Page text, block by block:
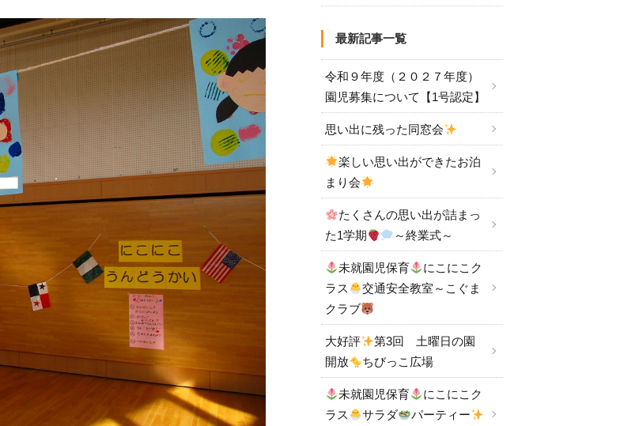
最新記事一覧
令和９年度（２０２７年度）
園児募集について【1号認定】
思い出に残った同窓会
楽しい思い出ができたお泊
まり会
たくさんの思い出が詰まっ
た1学期
～終業式～
未就園児保育
にこにこク
ラス
交通安全教室～こぐま
クラブ
大好評
第3回 土曜日の園
開放
ちびっこ広場
未就園児保育
にこにこク
ラス
サラダ
パーティー